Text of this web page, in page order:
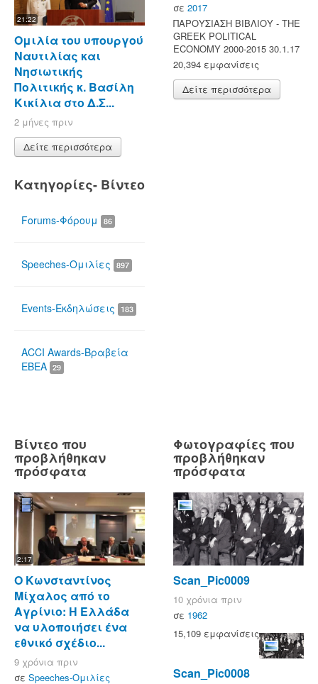
21:22
Ομιλία του υπουργού
Ναυτιλίας και
Νησιωτικής
Πολιτικής κ. Βασίλη
Κικίλια στο Δ.Σ...
2 μήνες πριν
Δείτε περισσότερα
Κατηγορίες- Βίντεο
Forums-Φόρουμ 86
Speeches-Ομιλίες 897
Events-Εκδηλώσεις 183
ACCI Awards-Βραβεία
ΕΒΕΑ 29
σε 2017
ΠΑΡΟΥΣΙΑΣΗ ΒΙΒΛΙΟΥ - ΤΗΕ
GREEK POLITICAL
ECONOMY 2000-2015 30.1.17
20,394 εμφανίσεις
Δείτε περισσότερα
Βίντεο που
προβλήθηκαν
πρόσφατα
2:17
O Κωνσταντίνος
Μίχαλος από το
Αγρίνιο: Η Ελλάδα
να υλοποιήσει ένα
εθνικό σχέδιο...
9 χρόνια πριν
σε Speeches-Ομιλίες
Φωτογραφίες που
προβλήθηκαν
πρόσφατα
Scan_Pic0009
10 χρόνια πριν
σε 1962
15,109 εμφανίσεις
Scan_Pic0008